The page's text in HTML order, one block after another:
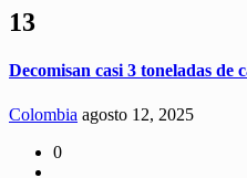
13
Decomisan casi 3 toneladas de
Colombia agosto 12, 2025
0